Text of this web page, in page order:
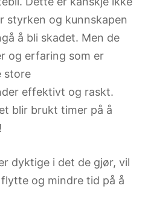
styrken og kunnskapen
å bli skadet. Men de
og erfaring som er
store
effektivt og raskt.
blir brukt timer på å
dyktige i det de gjør, vil
og mindre tid på å